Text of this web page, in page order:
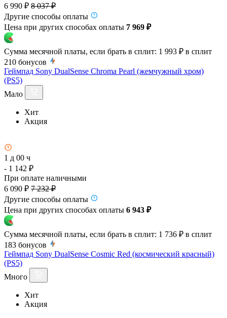
6 990 ₽ 8 037 ₽
Другие способы оплаты
Цена при других способах оплаты 7 969 ₽
Сумма месячной платы, если брать в сплит: 1 993 ₽ в сплит
210 бонусов
Геймпад Sony DualSense Chroma Pearl (жемчужный хром)
(PS5)
Мало
Хит
Акция
1 д 00 ч
- 1 142 ₽
При оплате наличными
6 090 ₽ 7 232 ₽
Другие способы оплаты
Цена при других способах оплаты 6 943 ₽
Сумма месячной платы, если брать в сплит: 1 736 ₽ в сплит
183 бонусов
Геймпад Sony DualSense Cosmic Red (космический красный)
(PS5)
Много
Хит
Акция